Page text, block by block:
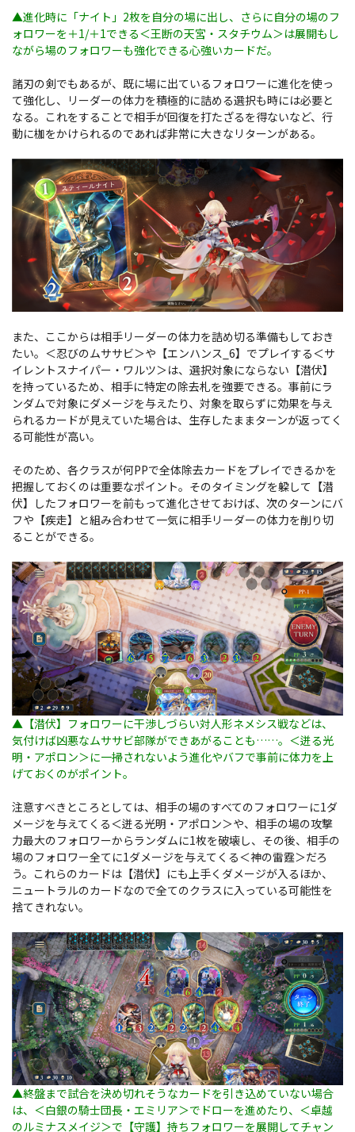
▲進化時に「ナイト」2枚を自分の場に出し、さらに自分の場のフ
ォロワーを＋1/＋1できる＜王断の天宮・スタチウム＞は展開もし
ながら場のフォロワーも強化できる心強いカードだ。
諸刃の剣でもあるが、既に場に出ているフォロワーに進化を使っ
て強化し、リーダーの体力を積極的に詰める選択も時には必要と
なる。これをすることで相手が回復を打たざるを得ないなど、行
動に枷をかけられるのであれば非常に大きなリターンがある。
また、ここからは相手リーダーの体力を詰め切る準備もしておき
たい。＜忍びのムササビ＞や【エンハンス_6】でプレイする＜サ
イレントスナイパー・ワルツ＞は、選択対象にならない【潜伏】
を持っているため、相手に特定の除去札を強要できる。事前にラ
ンダムで対象にダメージを与えたり、対象を取らずに効果を与え
られるカードが見えていた場合は、生存したままターンが返ってく
る可能性が高い。
そのため、各クラスが何PPで全体除去カードをプレイできるかを
把握しておくのは重要なポイント。そのタイミングを躱して【潜
伏】したフォロワーを前もって進化させておけば、次のターンにバ
フや【疾走】と組み合わせて一気に相手リーダーの体力を削り切
ることができる。
▲【潜伏】フォロワーに干渉しづらい対人形ネメシス戦などは、
気付けば凶悪なムササビ部隊ができあがることも……。＜迸る光
明・アポロン＞に一掃されないよう進化やバフで事前に体力を上
げておくのがポイント。
注意すべきところとしては、相手の場のすべてのフォロワーに1ダ
メージを与えてくる＜迸る光明・アポロン＞や、相手の場の攻撃
力最大のフォロワーからランダムに1枚を破壊し、その後、相手の
場のフォロワー全てに1ダメージを与えてくる＜神の雷霆＞だろ
う。これらのカードは【潜伏】にも上手くダメージが入るほか、
ニュートラルのカードなので全てのクラスに入っている可能性を
捨てきれない。
▲終盤まで試合を決め切れそうなカードを引き込めていない場合
は、＜白銀の騎士団長・エミリア＞でドローを進めたり、＜卓越
のルミナスメイジ＞で【守護】持ちフォロワーを展開してチャン